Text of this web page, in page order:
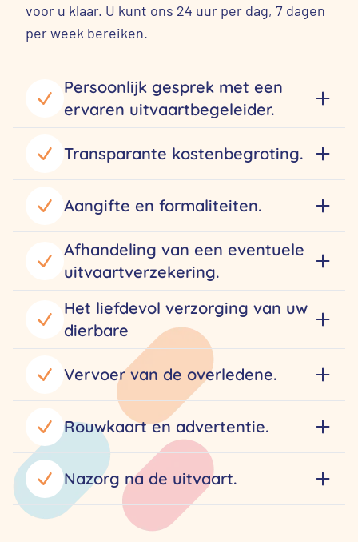
voor u klaar. U kunt ons 24 uur per dag, 7 dagen
per week bereiken.
Persoonlijk gesprek met een
ervaren uitvaartbegeleider.
Transparante kostenbegroting.
Aangifte en formaliteiten.
Afhandeling van een eventuele
uitvaartverzekering.
Het liefdevol verzorging van uw
dierbare
Vervoer van de overledene.
Rouwkaart en advertentie.
Nazorg na de uitvaart.